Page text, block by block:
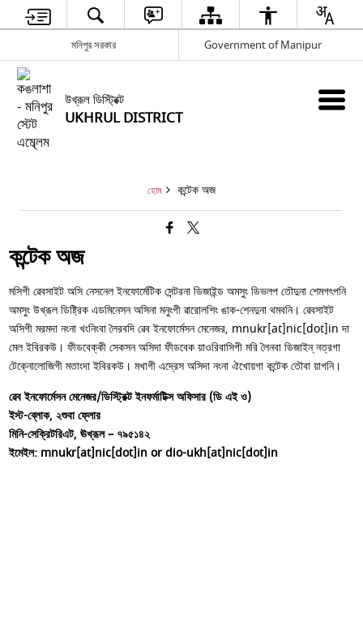
মনিপুর সরকার Government of Manipur
উখ্রূল ডিস্ট্রিক্ট
UKHRUL DISTRICT
হোম কন্টেক অজ
কন্টেক অজ
মসিগী ৱেবসাইট অসি নেসনেল ইনফোর্মেটিক সেন্টরনা ডিজাইন্ড অমসুং ডিভলপ তৌদুনা শেমগৎপনি
অমসুং উখ্রূল ডিষ্ট্রিক এডমিনেসন অসিনা মনুংগী ৱারোলশিং ঙাক-শেনদুনা থমবনি। ৱেবসাইট
অসিগী মরমদা নংনা খংনিংবা লৈরবদি ৱেব ইনফোর্মেসন মেনেজর, mnukr[at]nic[dot]in দা
মেল ইবিরকউ। ফীডবেক্কী সেকসন অসিদা ফীডবেক য়াওরিবাসিগী মরি লৈনবা ডিজাইন্ নত্রগা
টেক্নোলোজিগী মতাংদা ইবিরকউ। মখাগী এদ্রেস অসিদা নংনা ঐখোয়গা কন্টেক তৌবা য়াগনি।
ৱেব ইনফোর্মেসন মেনেজর/ডিস্ট্রিক্ট ইনফর্মাটিক্স অফিসার (ডি এই ও)
ইস্ট-ব্লোক, ২শুবা ফ্লোর
মিনি-সেক্রিটরিএট, ঊখ্রূল – ৭৯৫১৪২
ইমেইল: mnukr[at]nic[dot]in or dio-ukh[at]nic[dot]in